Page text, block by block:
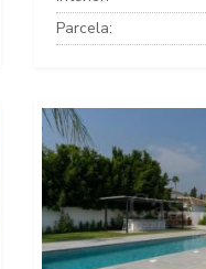
Parcela: